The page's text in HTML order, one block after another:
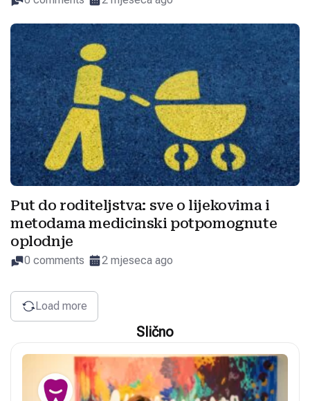
Put do roditeljstva: sve o lijekovima i
metodama medicinski potpomognute
oplodnje
0 comments 2 mjeseca ago
Load more
Slično